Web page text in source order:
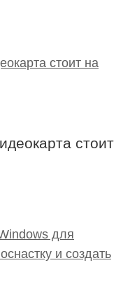
стоит